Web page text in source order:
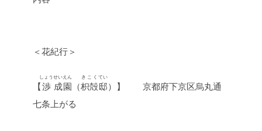
＜花紀行＞
【渉
しょう
成
せい
園
えん
（枳殻
きこく
邸
てい
）】 京都府下京区烏丸通
七条上がる